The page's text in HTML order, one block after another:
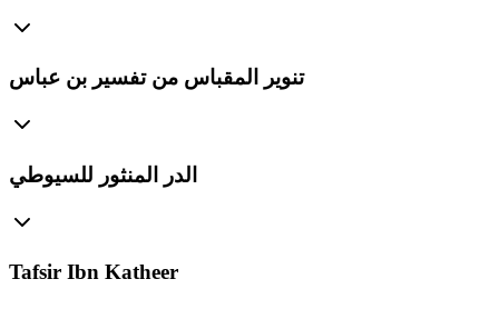
تنوير المقباس من تفسير بن عباس
الدر المنثور للسيوطي
Tafsir Ibn Katheer